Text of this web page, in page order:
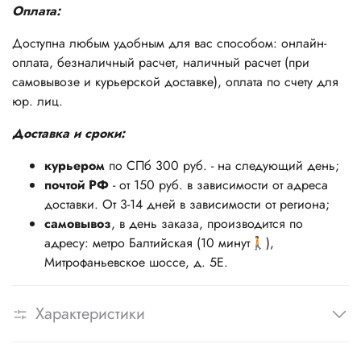
Оплата:
Доступна любым удобным для вас способом: онлайн-
оплата, безналичный расчет, наличный расчет (при
самовывозе и курьерской доставке), оплата по счету для
юр. лиц.
Доставка и сроки:
курьером по СПб 300 руб. - на следующий день;
почтой РФ - от 150 руб. в зависимости от адреса
доставки. От 3-14 дней в зависимости от региона;
самовывоз, в день заказа, производится по
адресу: метро Балтийская (10 минут🚶),
Митрофаньевское шоссе, д. 5Е.
Характеристики